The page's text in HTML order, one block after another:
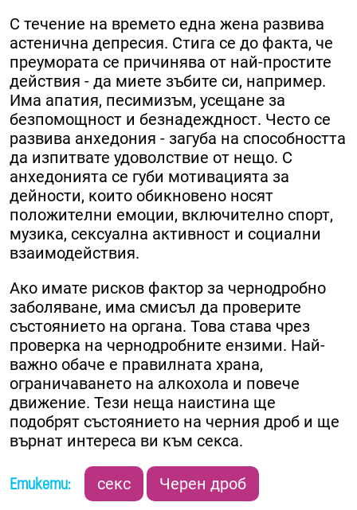
С течение на времето една жена развива
астенична депресия. Стига се до факта, че
преумората се причинява от най-простите
действия - да миете зъбите си, например.
Има апатия, песимизъм, усещане за
безпомощност и безнадеждност. Често се
развива анхедония - загуба на способността
да изпитвате удоволствие от нещо. С
анхедонията се губи мотивацията за
дейности, които обикновено носят
положителни емоции, включително спорт,
музика, сексуална активност и социални
взаимодействия.
Ако имате рисков фактор за чернодробно
заболяване, има смисъл да проверите
състоянието на органа. Това става чрез
проверка на чернодробните ензими. Най-
важно обаче е правилната храна,
ограничаването на алкохола и повече
движение. Тези неща наистина ще
подобрят състоянието на черния дроб и ще
върнат интереса ви към секса.
Етикети: секс Черен дроб